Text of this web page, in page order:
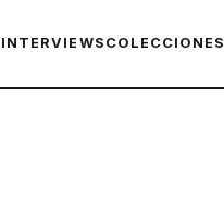
INTERVIEWS COLECCIONES